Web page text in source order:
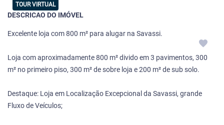
TOUR VIRTUAL
DESCRICAO DO IMÓVEL
Excelente loja com 800 m² para alugar na Savassi.
Loja com aproximadamente 800 m² divido em 3 pavimentos, 300
m² no primeiro piso, 300 m² de sobre loja e 200 m² de sub solo.
Destaque: Loja em Localização Excepcional da Savassi, grande
Fluxo de Veículos;